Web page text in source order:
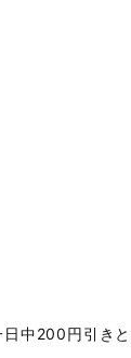
中200円引きと